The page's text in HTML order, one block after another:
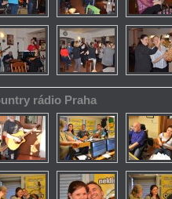
rádio Praha